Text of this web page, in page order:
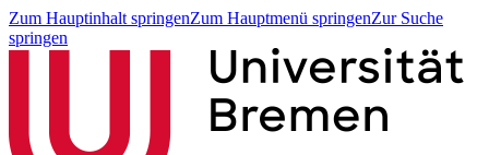
Zum Hauptinhalt springenZum Hauptmenü springenZur Suche
springen